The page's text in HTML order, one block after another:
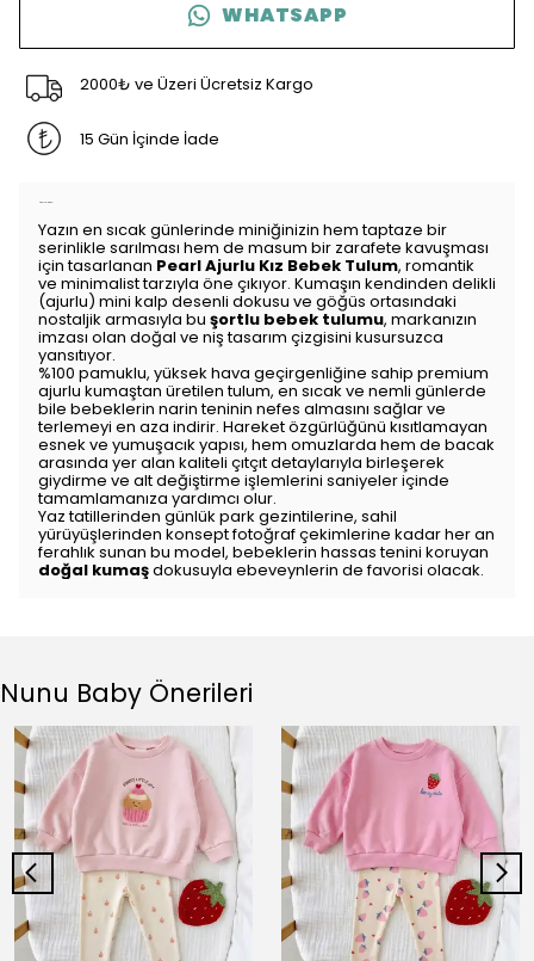
WHATSAPP
2000₺ ve Üzeri Ücretsiz Kargo
15 Gün İçinde İade
Yazın en sıcak günlerinde miniğinizin hem taptaze bir
serinlikle sarılması hem de masum bir zarafete kavuşması
için tasarlanan Pearl Ajurlu Kız Bebek Tulum, romantik
ve minimalist tarzıyla öne çıkıyor. Kumaşın kendinden delikli
(ajurlu) mini kalp desenli dokusu ve göğüs ortasındaki
nostaljik armasıyla bu şortlu bebek tulumu, markanızın
imzası olan doğal ve niş tasarım çizgisini kusursuzca
yansıtıyor.
%100 pamuklu, yüksek hava geçirgenliğine sahip premium
ajurlu kumaştan üretilen tulum, en sıcak ve nemli günlerde
bile bebeklerin narin teninin nefes almasını sağlar ve
terlemeyi en aza indirir. Hareket özgürlüğünü kısıtlamayan
esnek ve yumuşacık yapısı, hem omuzlarda hem de bacak
arasında yer alan kaliteli çıtçıt detaylarıyla birleşerek
giydirme ve alt değiştirme işlemlerini saniyeler içinde
tamamlamanıza yardımcı olur.
Yaz tatillerinden günlük park gezintilerine, sahil
yürüyüşlerinden konsept fotoğraf çekimlerine kadar her an
ferahlık sunan bu model, bebeklerin hassas tenini koruyan
doğal kumaşdokusuyla ebeveynlerin de favorisi olacak.
Nunu Baby Önerileri